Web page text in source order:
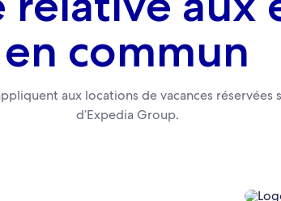
en commun
aux locations de vacances réservées
d’Expedia Group.